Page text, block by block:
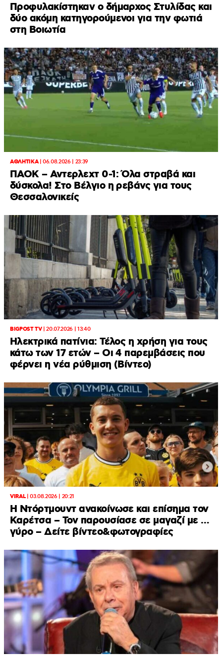
Προφυλακίστηκαν ο δήμαρχος Στυλίδας και
δύο ακόμη κατηγορούμενοι για την φωτιά
στη Βοιωτία
ΑΘΛΗΤΙΚΑ|06.08.2026 | 23:39
ΠΑΟΚ – Αντερλεχτ 0-1: Όλα στραβά και
δύσκολα! Στο Βέλγιο η ρεβάνς για τους
Θεσσαλονικείς
BIGPOST TV|20.07.2026 | 13:40
Ηλεκτρικά πατίνια: Τέλος η χρήση για τους
κάτω των 17 ετών – Οι 4 παρεμβάσεις που
φέρνει η νέα ρύθμιση (Βίντεο)
VIRAL|03.08.2026 | 20:21
Η Ντόρτμουντ ανακοίνωσε και επίσημα τον
Καρέτσα – Τον παρουσίασε σε μαγαζί με …
γύρο – Δείτε βίντεο&φωτογραφίες